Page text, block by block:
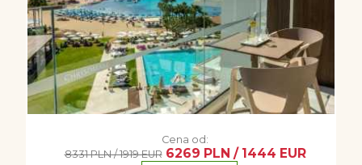
Cena od:
8331 PLN / 1919 EUR 6269 PLN / 1444 EUR